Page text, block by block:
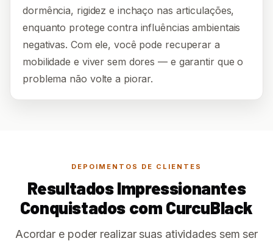
dormência, rigidez e inchaço nas articulações,
enquanto protege contra influências ambientais
negativas. Com ele, você pode recuperar a
mobilidade e viver sem dores — e garantir que o
problema não volte a piorar.
DEPOIMENTOS DE CLIENTES
Resultados Impressionantes
Conquistados com CurcuBlack
Acordar e poder realizar suas atividades sem ser